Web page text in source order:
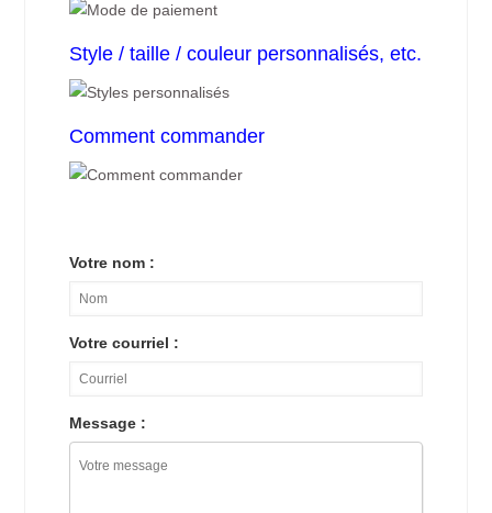
Style / taille / couleur personnalisés, etc.
Comment commander
Votre nom :
Votre courriel :
Message :